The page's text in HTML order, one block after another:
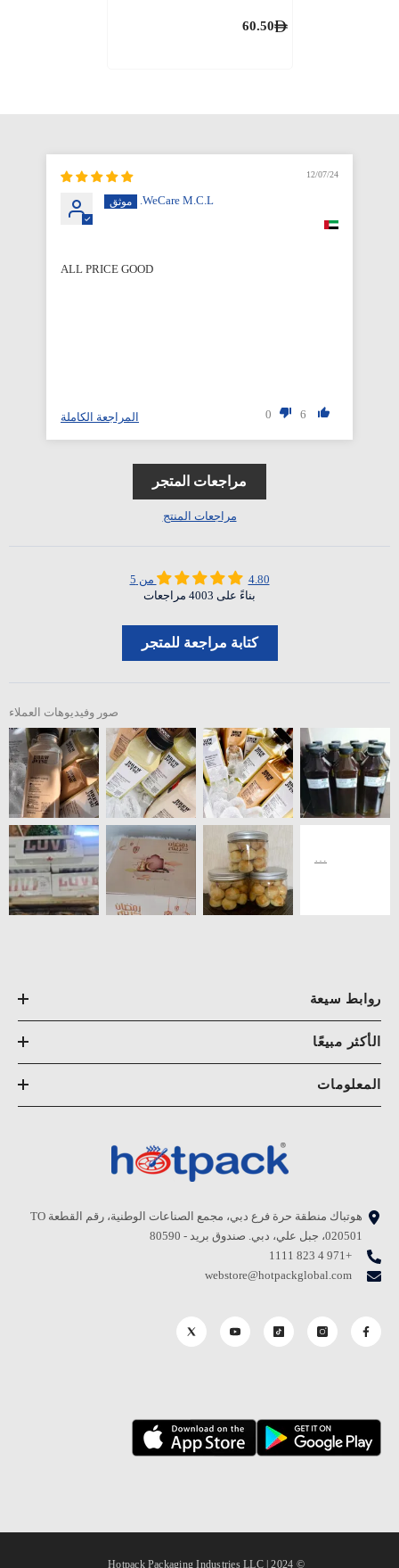
60.50
12/07/24
WeCare M.C.L.
ALL PRICE GOOD
6
0 المراجعة الكاملة
مراجعات المتجر
مراجعات المنتج
4.80 من 5
بناءً على 4003 مراجعات
كتابة مراجعة للمتجر
صور وفيديوهات العملاء
روابط سيعة
الأكثر مبيعًا
المعلومات
هوتباك منطقة حرة فرع دبي، مجمع الصناعات الوطنية، رقم القطعة TO
020501، جبل علي، دبي. صندوق بريد - 80590
+971 4 823 1111
webstore@hotpackglobal.com
© 2024 | Hotpack Packaging Industries LLC